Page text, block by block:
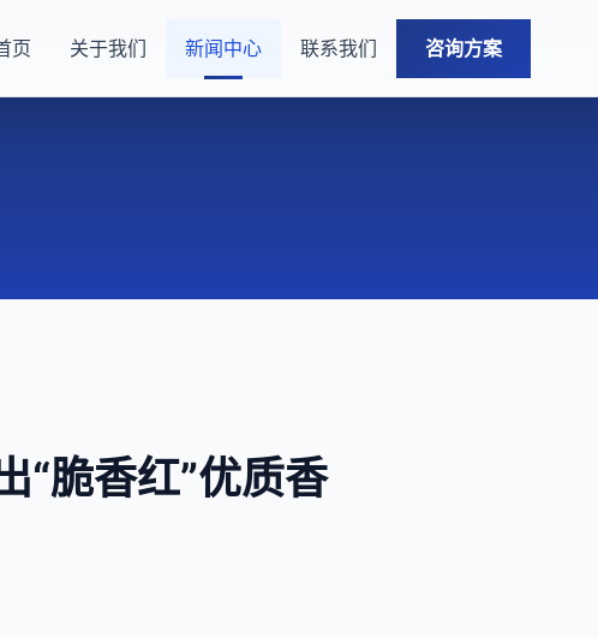
页 关于我们 新闻中心 联系我们 咨询方案
“脆香红”优质香